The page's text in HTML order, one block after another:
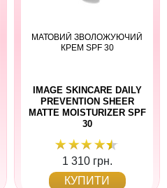
МАТОВИЙ ЗВОЛОЖУЮЧИЙ
КРЕМ SPF 30
IMAGE SKINCARE DAILY
PREVENTION SHEER
MATTE MOISTURIZER SPF
30
1 310 грн.
КУПИТИ